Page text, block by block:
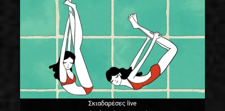
Σκιαδαρέσες live